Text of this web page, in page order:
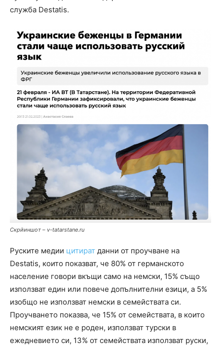
служба Destatis.
Скрйиншот – v-tatarstane.ru
Руските медии цитират данни от проучване на
Destatis, които показват, че 80% от германското
население говори вкъщи само на немски, 15% също
използват един или повече допълнителни езици, а 5%
изобщо не използват немски в семействата си.
Проучването показва, че 15% от семействата, в които
немският език не е роден, използват турски в
ежедневието си, 13% от семействата използват руски,